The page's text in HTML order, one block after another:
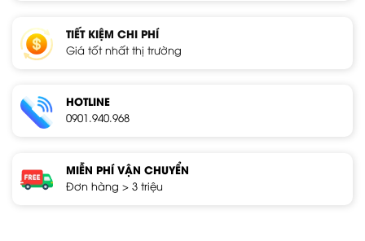
TIẾT KIỆM CHI PHÍ
Giá tốt nhất thị trường
HOTLINE
0901.940.968
MIỄN PHÍ VẬN CHUYỂN
Đơn hàng > 3 triệu